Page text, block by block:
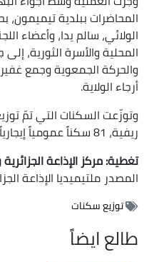
المحاضرات ببلدية
الولائي، سالم يدا، وأعضاء
المحلية والأسرة الثورية،
والحركة الجمعوية وجمع
أرجاء الولاية.
ريفية، 81 سكناً عمومياً إيجارياً، 50 سكناً ترقوياً مدعّماً.
تغطية: مركز الإذاعة الجزائرية
المصدرملتيميديا الإذاعة
توزيع سكنات
طالع ايضاً